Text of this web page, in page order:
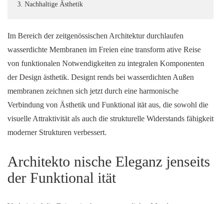
3. Nachhaltige Ästhetik
Im Bereich der zeitgenössischen Architektur durchlaufen
wasserdichte Membranen im Freien eine transform ative Reise
von funktionalen Notwendigkeiten zu integralen Komponenten
der Design ästhetik. Designt rends bei wasserdichten Außen
membranen zeichnen sich jetzt durch eine harmonische
Verbindung von Ästhetik und Funktional ität aus, die sowohl die
visuelle Attraktivität als auch die strukturelle Widerstands fähigkeit
moderner Strukturen verbessert.
Architekto nische Eleganz jenseits
der Funktional ität